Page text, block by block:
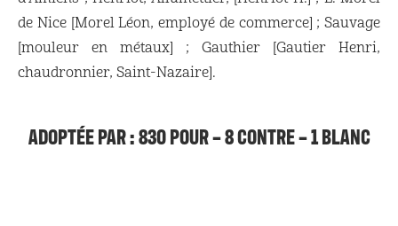
de Nice [Morel Léon, employé de commerce] ; Sauvage
[mouleur en métaux] ; Gauthier [Gautier Henri,
chaudronnier, Saint-Nazaire].
ADOPTÉE PAR : 830 POUR – 8 CONTRE – 1 BLANC